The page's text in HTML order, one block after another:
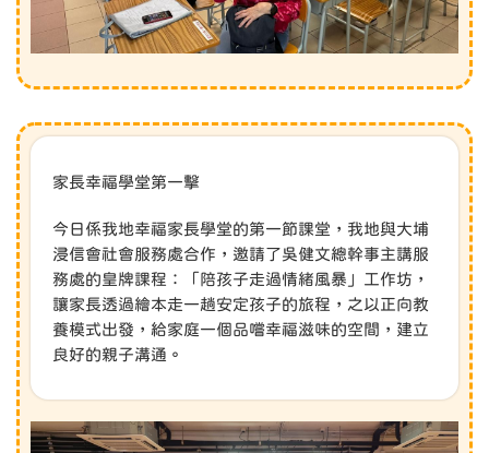
家長幸福學堂第一擊
今日係我地幸福家長學堂的第一節課堂，我地與大埔
浸信會社會服務處合作，邀請了吳健文總幹事主講服
務處的皇牌課程：「陪孩子走過情緒風暴」工作坊，
讓家長透過繪本走一趟安定孩子的旅程，之以正向教
養模式出發，給家庭一個品嚐幸福滋味的空間，建立
良好的親子溝通。